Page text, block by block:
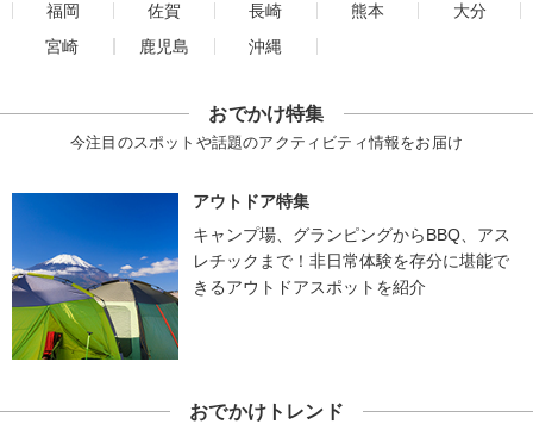
福岡
佐賀 長崎 熊本
大分
宮崎
鹿児島 沖縄
おでかけ特集
今注目のスポットや話題のアクティビティ情報をお届け
アウトドア特集
キャンプ場、グランピングからBBQ、アス
レチックまで！非日常体験を存分に堪能で
きるアウトドアスポットを紹介
おでかけトレンド